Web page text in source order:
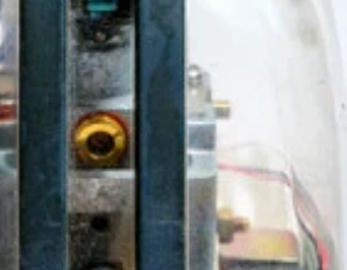
告風に、5色展開の円形構図を引用！